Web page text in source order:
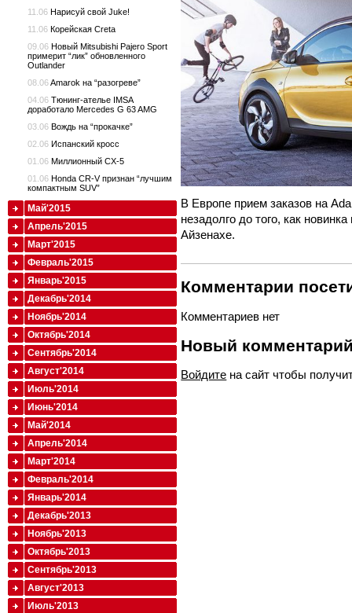
В Европе прием заказов на
незадолго до того, как
Айзенахе.
Комментарии
Комментариев нет
Новый
Войдите на сайт чтобы
11.06 Нарисуй свой Juke!
11.06 Корейская Creta
09.06 Новый Mitsubishi Pajero Sport
примерит “лик” обновленного
Outlander
08.06Amarok на “разогреве”
04.06 Тюнинг-ателье IMSA
доработало Mercedes G 63 AMG
03.06 Вождь на “прокачке”
02.06 Испанский кросс
01.06 Миллионный CX-5
01.06 Honda CR-V признан “лучшим
компактным SUV”
Май'2015
Апрель'2015
Март'2015
Февраль'2015
Январь'2015
Декабрь'2014
Ноябрь'2014
Октябрь'2014
Сентябрь'2014
Август'2014
Июль'2014
Июнь'2014
Май'2014
Апрель'2014
Март'2014
Февраль'2014
Январь'2014
Декабрь'2013
Ноябрь'2013
Октябрь'2013
Сентябрь'2013
Август'2013
Июль'2013